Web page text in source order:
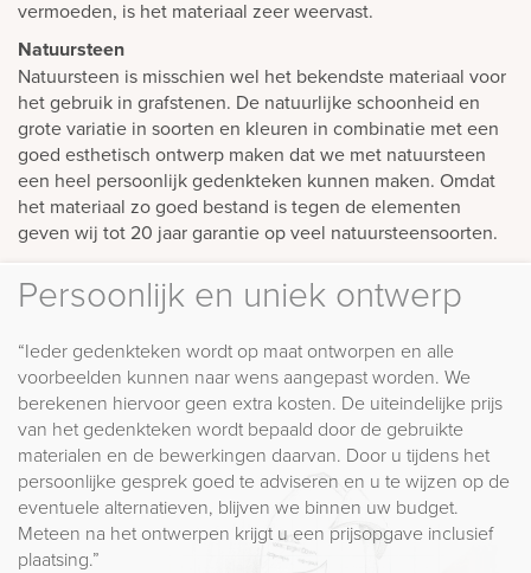
vermoeden, is het materiaal zeer weervast.
Natuursteen
Natuursteen is misschien wel het bekendste materiaal voor
het gebruik in grafstenen. De natuurlijke schoonheid en
grote variatie in soorten en kleuren in combinatie met een
goed esthetisch ontwerp maken dat we met natuursteen
een heel persoonlijk gedenkteken kunnen maken. Omdat
het materiaal zo goed bestand is tegen de elementen
geven wij tot 20 jaar garantie op veel natuursteensoorten.
Persoonlijk en uniek ontwerp
“Ieder gedenkteken wordt op maat ontworpen en alle
voorbeelden kunnen naar wens aangepast worden. We
berekenen hiervoor geen extra kosten. De uiteindelijke prijs
van het gedenkteken wordt bepaald door de gebruikte
materialen en de bewerkingen daarvan. Door u tijdens het
persoonlijke gesprek goed te adviseren en u te wijzen op de
eventuele alternatieven, blijven we binnen uw budget.
Meteen na het ontwerpen krijgt u een prijsopgave inclusief
plaatsing.”